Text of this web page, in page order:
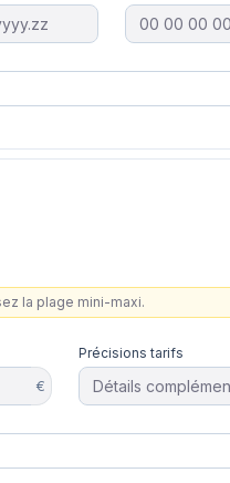
la plage mini-maxi.
€
Précisions tarifs